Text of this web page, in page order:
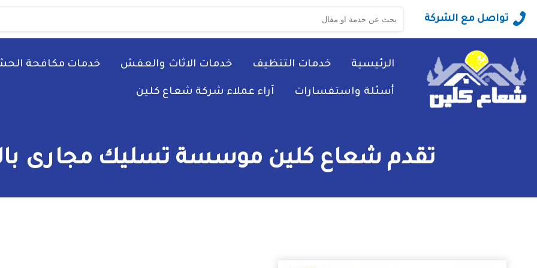
تواصل مع الشركة
البحث
عن:
الرئيسية خدمات التنظيف خدمات الاثاث والعفش خدمات مكافحة
أسئلة واستفسارات آراء عملاء شركة شعاع كلين
تقدم شعاع كلين موسسة تسليك مجارى